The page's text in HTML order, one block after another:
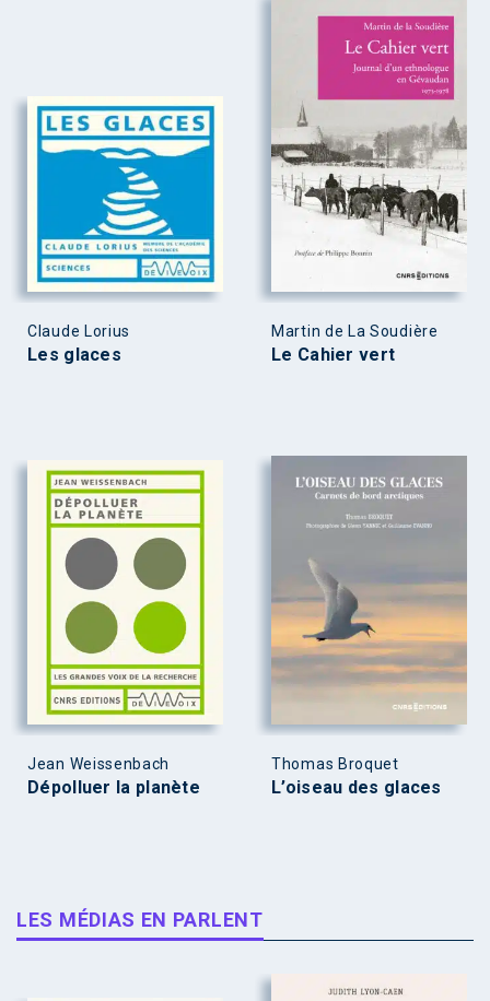
Claude Lorius
Les glaces
Martin de La Soudière
Le Cahier vert
Jean Weissenbach
Dépolluer la planète
Thomas Broquet
L’oiseau des glaces
LES MÉDIAS EN PARLENT